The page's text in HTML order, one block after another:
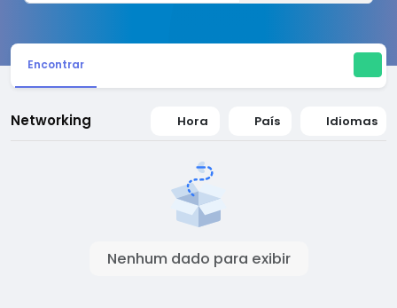
Encontrar
Networking Hora País Idiomas
Nenhum dado para exibir